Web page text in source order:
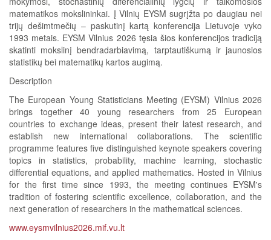
matematikos mokslininkai. Į Vilnių EYSM sugrįžta po daugiau nei
trijų dešimtmečių – paskutinį kartą konferencija Lietuvoje vyko
1993 metais. EYSM Vilnius 2026 tęsia šios konferencijos tradiciją
skatinti mokslinį bendradarbiavimą, tarptautiškumą ir jaunosios
statistikų bei matematikų kartos augimą.
Description
The European Young Statisticians Meeting (EYSM) Vilnius 2026
brings together 40 young researchers from 25 European
countries to exchange ideas, present their latest research, and
establish new international collaborations. The scientific
programme features five distinguished keynote speakers covering
topics in statistics, probability, machine learning, stochastic
differential equations, and applied mathematics. Hosted in Vilnius
for the first time since 1993, the meeting continues EYSM's
tradition of fostering scientific excellence, collaboration, and the
next generation of researchers in the mathematical sciences.
www.eysmvilnius2026.mif.vu.lt